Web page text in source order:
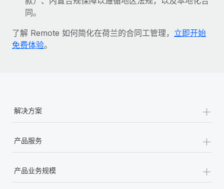
同。
了解 Remote 如何简化在荷兰的合同工管理， 立即开始
免费体验。
解决方案 +
产品服务 +
产品业务规模 +